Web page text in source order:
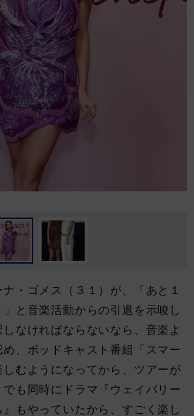
・ゴメス（３１）が、「あと１
と音楽活動からの引退を示唆し
なければならないなら、音楽よ
、ポッドキャスト番組「スマー
しむようになってから、ツアーが
も同時にドラマ『ウェイバリー
もやっていたから、すごく楽し